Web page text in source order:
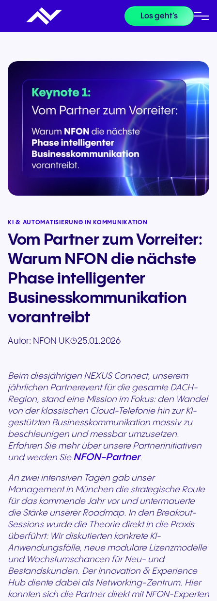
Los geht’s
KI & AUTOMATISIERUNG IN KOMMUNIKATION
Vom Partner zum Vorreiter:
Warum NFON die nächste
Phase intelligenter
Businesskommunikation
vorantreibt
Autor: NFON UK 25.01.2026
Beim diesjährigen NEXUS Connect, unserem
jährlichen Partnerevent für die gesamte DACH-
Region, stand eine Mission im Fokus: den Wandel
von der klassischen Cloud-Telefonie hin zur KI-
gestützten Businesskommunikation massiv zu
beschleunigen und messbar umzusetzen.
Erfahren Sie mehr über unsere Partnerinitiativen
und werden Sie NFON-Partner.
An zwei intensiven Tagen gab unser
Management in München die strategische Route
für das kommende Jahr vor und untermauerte
die Stärke unserer Roadmap. In den Breakout-
Sessions wurde die Theorie direkt in die Praxis
überführt: Wir diskutierten konkrete KI-
Anwendungsfälle, neue modulare Lizenzmodelle
und Wachstumschancen für Neu- und
Bestandskunden. Der Innovation & Experience
Hub diente dabei als Networking-Zentrum. Hier
konnten sich die Partner direkt mit NFON-Experten